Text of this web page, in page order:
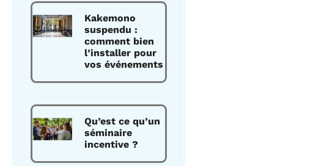
Kakemono
suspendu :
comment bien
l’installer pour
vos événements
Qu’est ce qu’un
séminaire
incentive ?